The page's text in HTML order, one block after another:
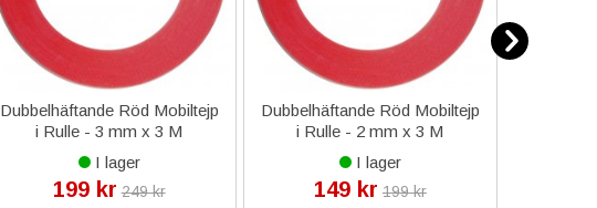
Dubbelhäftande Röd Mobiltejp
i Rulle - 3 mm x 3 M
I lager
199 kr 249 kr
Dubbelhäftande Röd Mobiltejp
i Rulle - 2 mm x 3 M
I lager
149 kr 199 kr